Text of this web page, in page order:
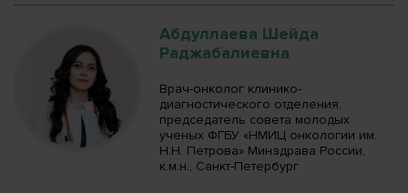
Абдуллаева Шейда
Раджабалиевна
Врач-онколог клинико-
диагностического отделения,
председатель совета молодых
ученых ФГБУ «НМИЦ онкологии им.
Н.Н. Петрова» Минздрава России,
к.м.н., Санкт-Петербург